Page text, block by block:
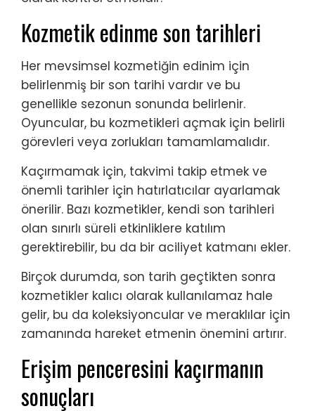
Kozmetik edinme son tarihleri
Her mevsimsel kozmetiğin edinim için
belirlenmiş bir son tarihi vardır ve bu
genellikle sezonun sonunda belirlenir.
Oyuncular, bu kozmetikleri açmak için belirli
görevleri veya zorlukları tamamlamalıdır.
Kaçırmamak için, takvimi takip etmek ve
önemli tarihler için hatırlatıcılar ayarlamak
önerilir. Bazı kozmetikler, kendi son tarihleri
olan sınırlı süreli etkinliklere katılım
gerektirebilir, bu da bir aciliyet katmanı ekler.
Birçok durumda, son tarih geçtikten sonra
kozmetikler kalıcı olarak kullanılamaz hale
gelir, bu da koleksiyoncular ve meraklılar için
zamanında hareket etmenin önemini artırır.
Erişim penceresini kaçırmanın
sonuçları